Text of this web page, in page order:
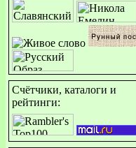
Счётчики, каталоги и
рейтинги: